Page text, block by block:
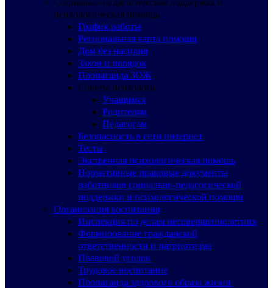
Социально-педагогическая поддержка и
психологическая помощь
График работы
Региональная карта помощи
Дом без насилия
Закон и порядок
Пропаганда ЗОЖ
Советы психолога
Учащимся
Родителям
Педагогам
Безопасность в сети интернет
Тесты
Экстренная психологическая помощь
Нормативные правовые документы
работников социально-педагогической
поддержки и психологической помощи
Организация воспитания
Инспекция по делам несовершеннолетних
Формирование гражданской
ответственности и патриотизма
Правовой уголок
Трудовое воспитание
Пропаганда здорового образа жизни